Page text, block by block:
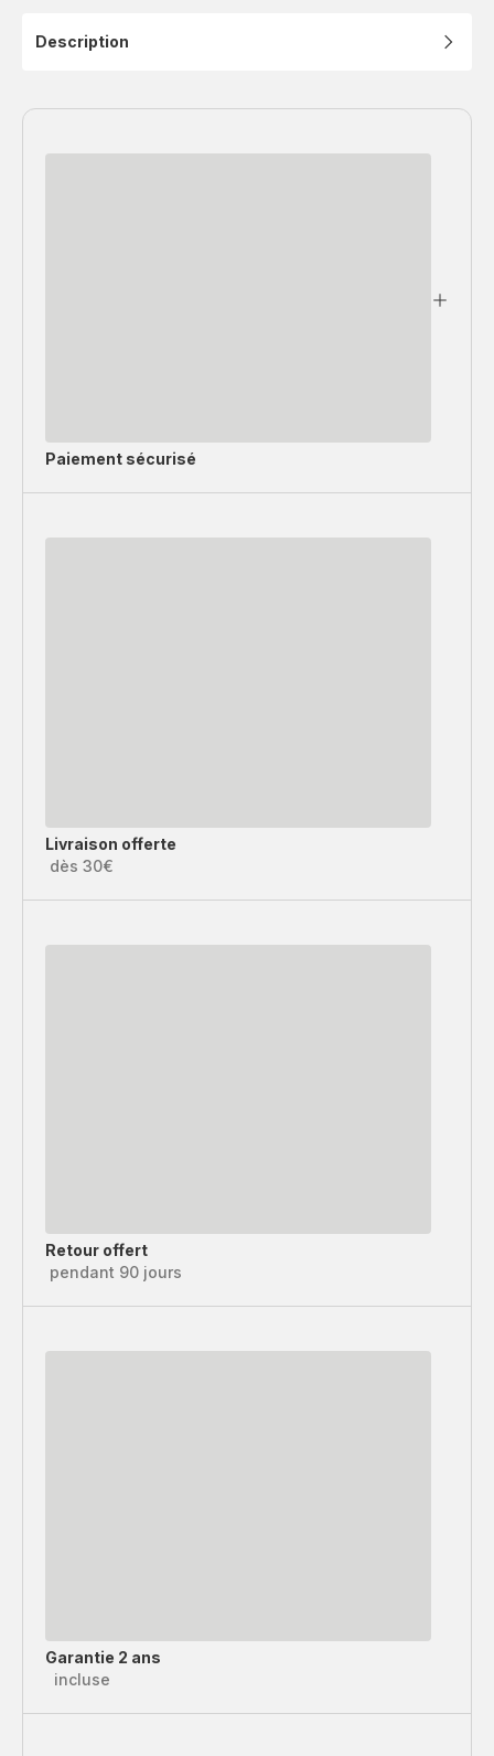
Description
Paiement sécurisé
Livraison offerte
dès 30€
Retour offert
pendant 90 jours
Garantie 2 ans
incluse